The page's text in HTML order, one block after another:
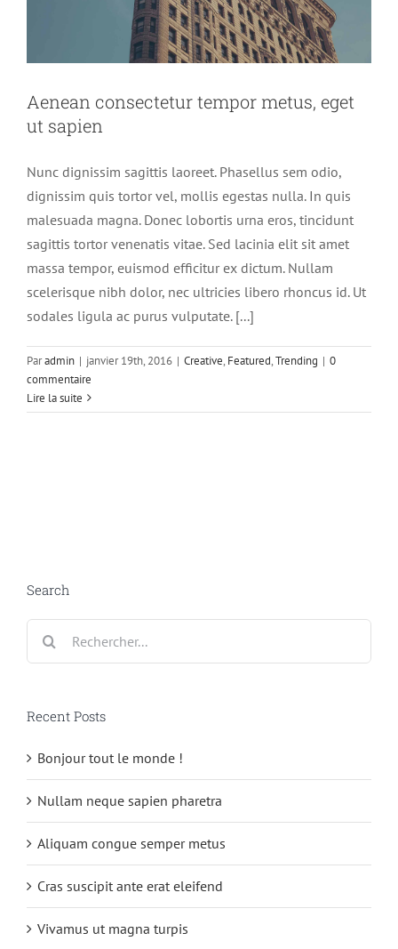
Aenean consectetur tempor metus, eget
ut sapien
Nunc dignissim sagittis laoreet. Phasellus sem odio,
dignissim quis tortor vel, mollis egestas nulla. In quis
malesuada magna. Donec lobortis urna eros, tincidunt
sagittis tortor venenatis vitae. Sed lacinia elit sit amet
massa tempor, euismod efficitur ex dictum. Nullam
scelerisque nibh dolor, nec ultricies libero rhoncus id. Ut
sodales ligula ac purus vulputate. [...]
Paradmin | janvier 19th, 2016 | Creative, Featured,Trending | 0
commentaire
Lire la suite
Search
Recent Posts
Bonjour tout le monde !
Nullam neque sapien pharetra
Aliquam congue semper metus
Cras suscipit ante erat eleifend
Vivamus ut magna turpis